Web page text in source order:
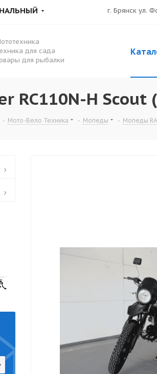
г. Брянск ул.
для сада
для рыбалки
RC110N-H Scout
- Мото-Вело Техника - Мопеды - Мопеды